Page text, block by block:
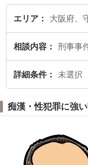
特に守口法律事務所の寺
などが注目されていま
できる守口市内の弁護
すめです。
エリア 大阪府、
相談内容 刑事事
詳細条件 未選択
痴漢・性犯罪に強